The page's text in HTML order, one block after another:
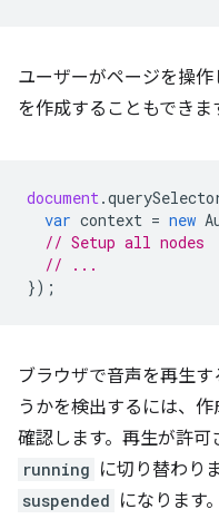
ユーザーがページを操
を作成することもできま
document .
var context = new
// Setup all nodes
// ...
});
ブラウザで音声を再生
うかを検出するには、作
確認します。再生が許
running に切り替わり
suspended になります。